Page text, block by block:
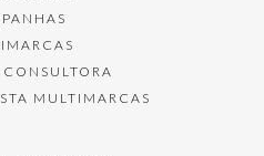
MULTIMARCAS